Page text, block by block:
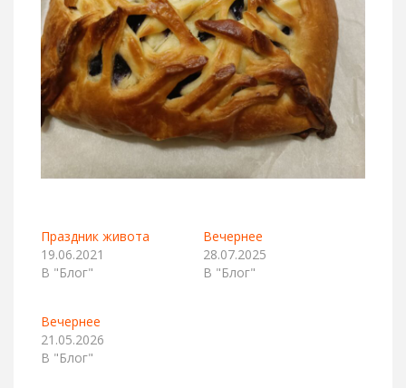
Праздник живота
19.06.2021
В "Блог"
Вечернее
28.07.2025
В "Блог"
Вечернее
21.05.2026
В "Блог"